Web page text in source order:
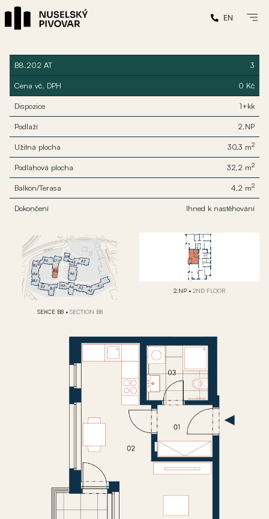
EN
B8.202 AT 3
Cena vč. DPH 0 Kč
Dispozice 1+kk
Podlaží 2.NP
Užitná plocha 30,3 m2
Podlahová plocha 32,2 m2
Balkon/Terasa 4,2 m2
Dokončení Ihned k nastěhování
SEKCE B8 • SECTION B8
2.NP • 2ND FLOOR